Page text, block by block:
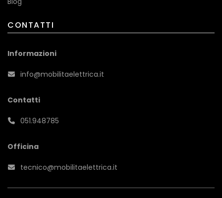
CONTATTI
Informazioni
info@mobilitaelettrica.it
Contatti
051.948785
Officina
tecnico@mobilitaelettrica.it